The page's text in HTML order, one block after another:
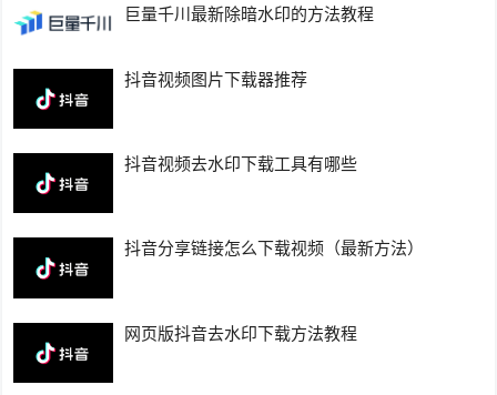
巨量千川最新除暗水印的方法教程
抖音视频图片下载器推荐
抖音视频去水印下载工具有哪些
抖音分享链接怎么下载视频（最新方法）
网页版抖音去水印下载方法教程